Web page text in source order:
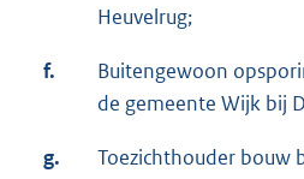
Heuvelrug;
f.
Buitengewoon
de gemeente Wijk bij
g.
Toezichthouder bouw